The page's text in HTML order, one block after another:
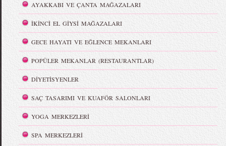
AYAKKABI VE ÇANTA MAĞAZALARI
İKİNCİ EL GİYSİ MAĞAZALARI
GECE HAYATI VE EĞLENCE MEKANLARI
POPÜLER MEKANLAR (RESTAURANTLAR)
DİYETİSYENLER
SAÇ TASARIMI VE KUAFÖR SALONLARI
YOGA MERKEZLERİ
SPA MERKEZLERİ